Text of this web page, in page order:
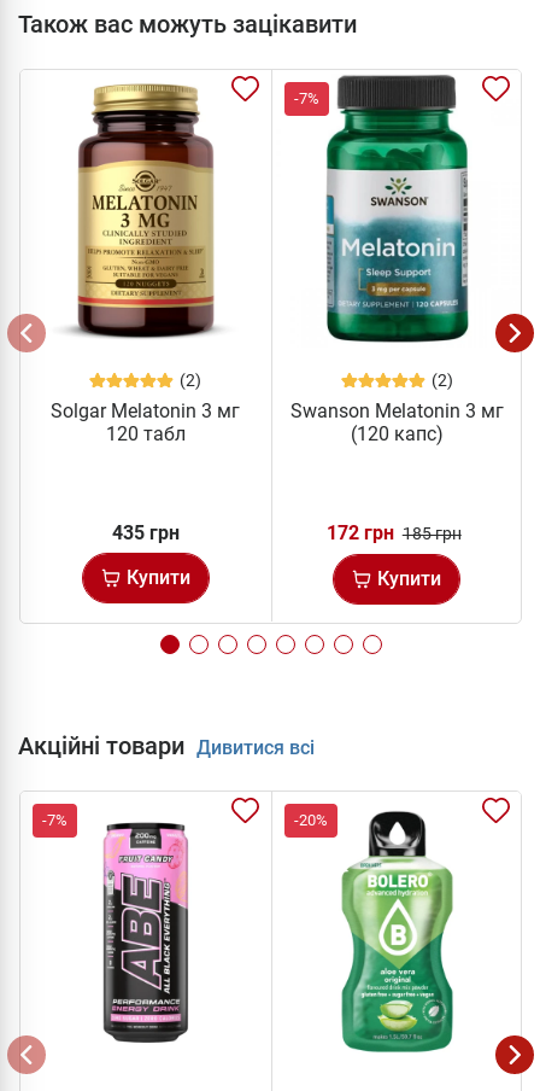
Також вас можуть зацікавити
(2)
Solgar Melatonin 3 мг
120 табл
435 грн
Купити
-7%
(2)
Swanson Melatonin 3 мг
(120 капс)
172 грн 185 грн
Купити
Акційні товари Дивитися всі
-7% -20%